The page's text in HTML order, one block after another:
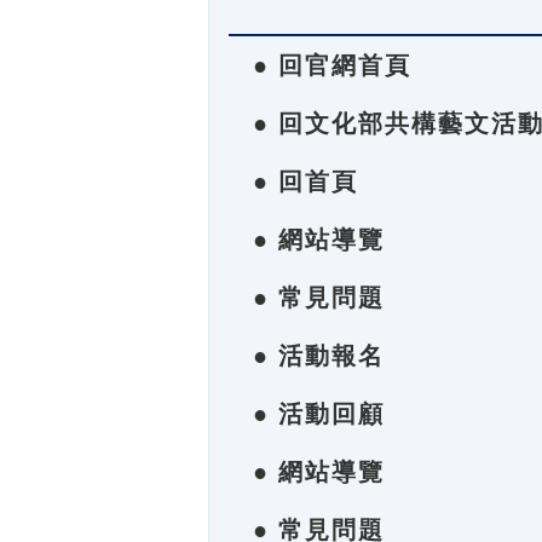
● 回官網首頁
● 回文化部共構藝文活
● 回首頁
● 網站導覽
● 常見問題
● 活動報名
● 活動回顧
● 網站導覽
● 常見問題